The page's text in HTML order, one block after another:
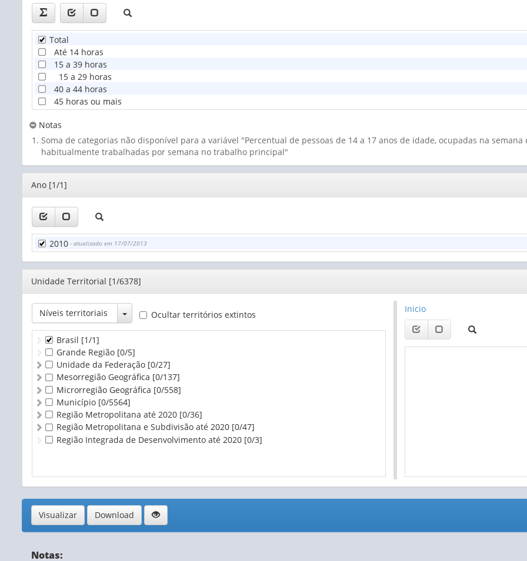
Total
Até 14 horas
15 a 39 horas
15 a 29 horas
40 a 44 horas
45 horas ou mais
Notas
Soma de categorias não disponível para a variável "Percentual de pessoas de 14 a 17 anos de idade, ocupadas na
habitualmente trabalhadas por semana no trabalho principal"
Editor
Ano [1/1]
2010 - atualizado em 17/07/2013
Editor
Unidade Territorial [1/6378]
Níveis territoriais Toggle Dropdown
Ocultar territórios extintos
Brasil [1/1]
Grande Região [0/5]
Unidade da Federação [0/27]
Mesorregião Geográfica [0/137]
Microrregião Geográfica [0/558]
Município [0/5564]
Região Metropolitana até 2020 [0/36]
Região Metropolitana e Subdivisão até 2020 [0/47]
Região Integrada de Desenvolvimento até 2020 [0/3]
Inicio
Visualizar Download
Notas: